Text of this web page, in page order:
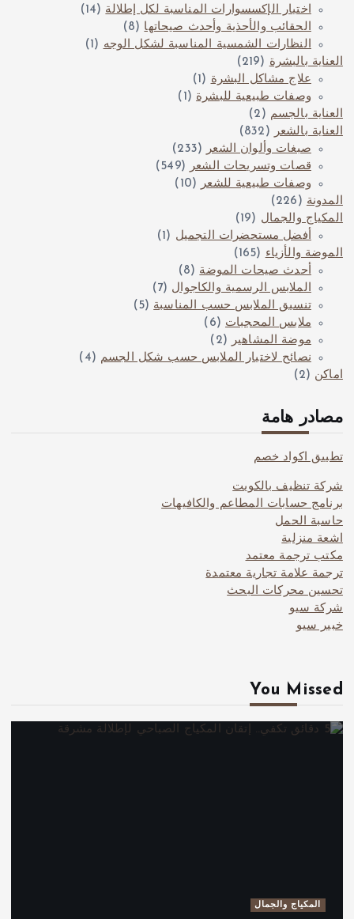
اختيار الإكسسوارات المناسبة لكل إطلالة (14)
الحقائب والأحذية وأحدث صيحاتها (8)
النظارات الشمسية المناسبة لشكل الوجه (1)
العناية بالبشرة (219)
علاج مشاكل البشرة (1)
وصفات طبيعية للبشرة (1)
العناية بالجسم (2)
العناية بالشعر
(832)
صبغات وألوان الشعر
(233)
قصات وتسريحات الشعر
(549)
وصفات طبيعية للشعر
(10)
المدونة (226)
المكياج والجمال (19)
أفضل مستحضرات التجميل (1)
الموضة والأزياء (165)
أحدث صيحات الموضة (8)
الملابس الرسمية والكاجوال (7)
تنسيق الملابس حسب المناسبة (5)
ملابس المحجبات (6)
موضة المشاهير
(2)
نصائح لاختيار الملابس حسب شكل الجسم (4)
اماكن (2)
مصادر هامة
تطبيق اكواد خصم
شركة تنظيف بالكويت
برنامج حسابات المطاعم والكافيهات
حاسبة الحمل
اشعة منزلية
مكتب ترجمة معتمد
ترجمة علامة تجارية معتمدة
تحسين محركات البحث
شركة سيو
خبير سيو
You Missed
المكياج والجمال